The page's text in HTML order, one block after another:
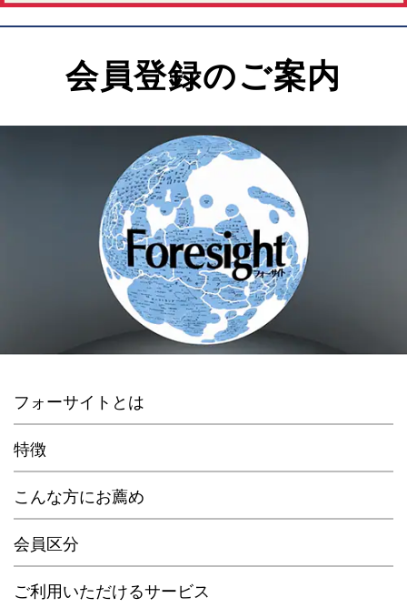
会員登録のご案内
フォーサイトとは
特徴
こんな方にお薦め
会員区分
ご利用いただけるサービス